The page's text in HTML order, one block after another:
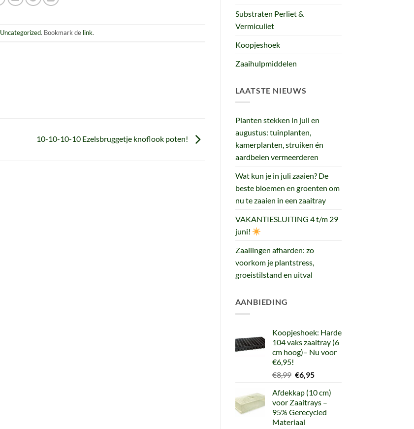
Uncategorized. Bookmark de link.
10-10-10-10 Ezelsbruggetje knoflook poten!
Substraten Perliet &
Vermiculiet
Koopjeshoek
Zaaihulpmiddelen
LAATSTE NIEUWS
Planten stekken in juli en
augustus: tuinplanten,
kamerplanten, struiken én
aardbeien vermeerderen
Wat kun je in juli zaaien? De
beste bloemen en groenten om
nu te zaaien in een zaaitray
VAKANTIESLUITING 4 t/m 29
juni!
Zaailingen afharden: zo
voorkom je plantstress,
groeistilstand en uitval
AANBIEDING
Koopjeshoek: Harde
104 vaks zaaitray (6
cm hoog)– Nu voor
€6,95!
€8,99 Oorspronkelijke
was:
€8,99.
€6,95Huidige
is:
€6,95.
Afdekkap (10 cm)
voor Zaaitrays –
95% Gerecycled
Materiaal